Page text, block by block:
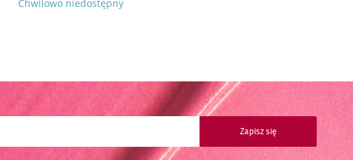
Chwilowo niedostępny
Zapisz się